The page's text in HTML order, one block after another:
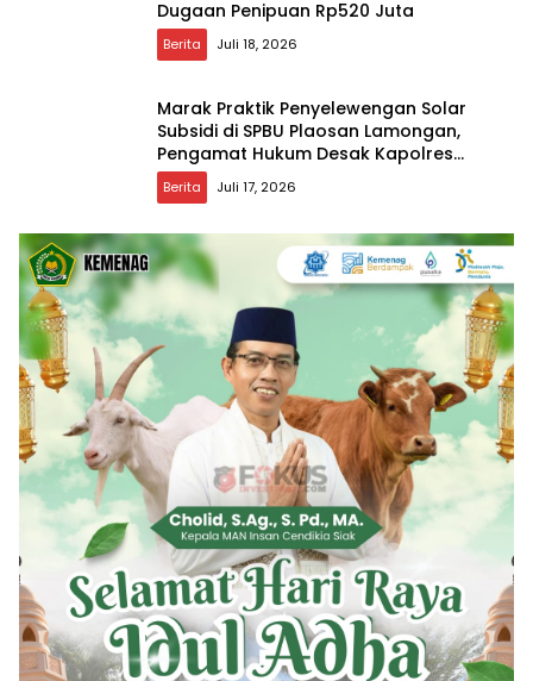
Dugaan Penipuan Rp520 Juta
Berita Juli 18, 2026
Marak Praktik Penyelewengan Solar
Subsidi di SPBU Plaosan Lamongan,
Pengamat Hukum Desak Kapolres
Bertindak Tegas
Berita Juli 17, 2026